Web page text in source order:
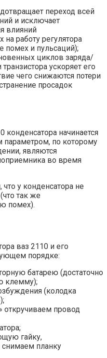
переход всей
и исключает
влияний
работу регулятора
помех и пульсаций);
циклов заряда/
ускоряет его
чего снижаются потери
просадок
конденсатора начинается
параметром, по которому
являются
во время
у конденсатора не
так же
помех).
ваз 2110 и его
порядке:
батарею (достаточно
клемму);
(колодка
откручиваем провод
гайку,
снимаем планку